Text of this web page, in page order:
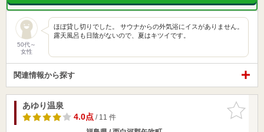
50代～
女性
ほぼ貸し切りでした。 サウナからの外気浴にイスがありません。
露天風呂も日陰がないので、夏はキツイです。
関連情報から探す
お気に入
りに追加
あゆり温泉
4.0点/ 11 件